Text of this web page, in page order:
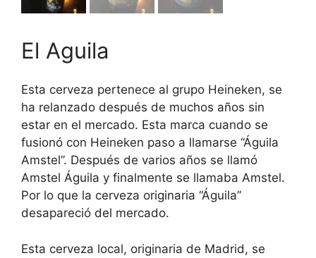
El Aguila
Esta cerveza pertenece al grupo Heineken, se
ha relanzado después de muchos años sin
estar en el mercado. Esta marca cuando se
fusionó con Heineken paso a llamarse “Águila
Amstel”. Después de varios años se llamó
Amstel Águila y finalmente se llamaba Amstel.
Por lo que la cerveza originaria “Águila”
desapareció del mercado.
Esta cerveza local, originaria de Madrid, se